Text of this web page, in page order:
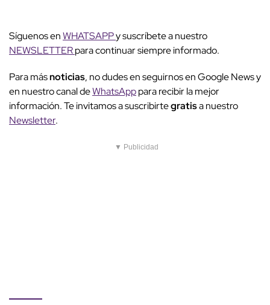
Síguenos enWHATSAPPy suscríbete a nuestro
NEWSLETTERpara continuar siempre informado.
Para másnoticias, no dudes en seguirnos en Google News y
en nuestro canal deWhatsApppara recibir la mejor
información. Te invitamos a suscribirtegratisa nuestro
Newsletter.
▼ Publicidad